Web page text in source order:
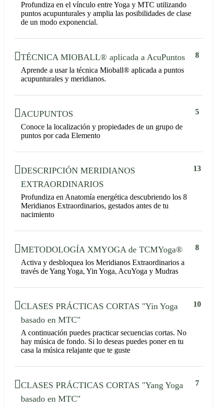
Profundiza en el vínculo entre Yoga y MTC utilizando
puntos acupunturales y amplia las posibilidades de clase
de un modo exponencial.
TÉCNICA MIOBALL® aplicada a AcuPuntos
Aprende a usar la técnica Mioball® aplicada a puntos
acupunturales y meridianos.
8
ACUPUNTOS
Conoce la localización y propiedades de un grupo de
puntos por cada Elemento
5
DESCRIPCIÓN MERIDIANOS
EXTRAORDINARIOS
Profundiza en Anatomía energética descubriendo los 8
Meridianos Extraordinarios, gestados antes de tu
nacimiento
13
METODOLOGÍA XMYOGA de TCMYoga®
Activa y desbloquea los Meridianos Extraordinarios a
través de Yang Yoga, Yin Yoga, AcuYoga y Mudras
8
CLASES PRÁCTICAS CORTAS "Yin Yoga
basado en MTC"
A continuación puedes practicar secuencias cortas. No
hay música de fondo. Si lo deseas puedes poner en tu
casa la música relajante que te guste
10
CLASES PRÁCTICAS CORTAS "Yang Yoga
basado en MTC"
7